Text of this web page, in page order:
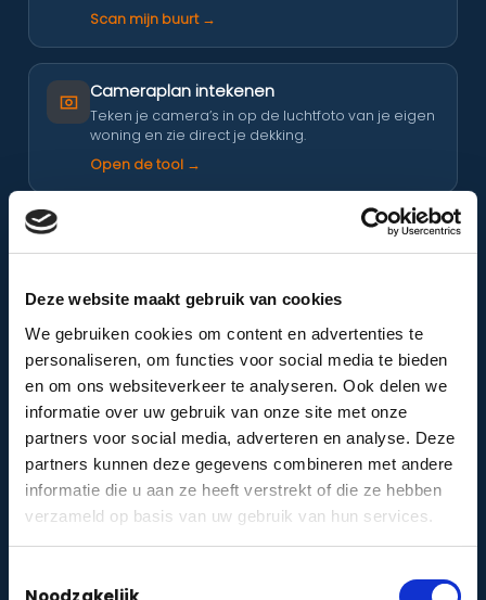
Deze website maakt gebruik van cookies
We gebruiken cookies om content en advertenties te
personaliseren, om functies voor social media te bieden
en om ons websiteverkeer te analyseren. Ook delen we
informatie over uw gebruik van onze site met onze
partners voor social media, adverteren en analyse. Deze
partners kunnen deze gegevens combineren met andere
informatie die u aan ze heeft verstrekt of die ze hebben
verzameld op basis van uw gebruik van hun services.
Scan mijn buurt →
Cameraplan intekenen
Teken je camera’s in op de luchtfoto van je eigen
woning en zie direct je dekking.
Open de tool →
Doe de check →
VvE-cameraprotocol
Stel een AVG-proof cameraprotocol samen voor
je Vereniging van Eigenaren.
Maak protocol →
Woon ik veilig?
Doe de korte veiligheidsquiz en krijg direct